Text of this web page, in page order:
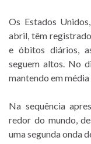
Os Estados
abril, têm
e óbitos diários,
seguem altos. No
mantendo em
Na sequência
redor do mundo,
uma segunda onda